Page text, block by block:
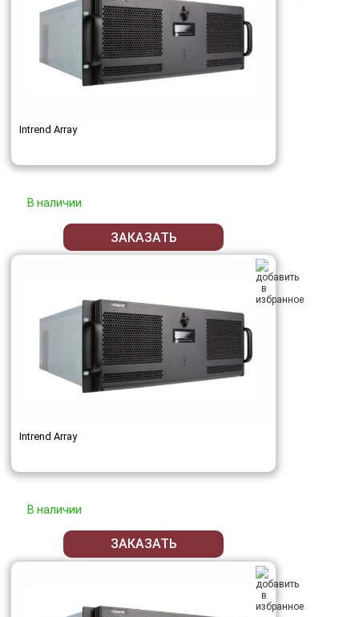
Intrend Array
В наличии
ЗАКАЗАТЬ
Intrend Array
В наличии
ЗАКАЗАТЬ